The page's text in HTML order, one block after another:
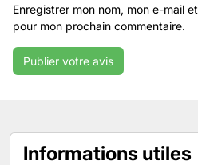
Enregistrer mon nom, mon e-mail
pour mon prochain commentaire.
Informations utiles